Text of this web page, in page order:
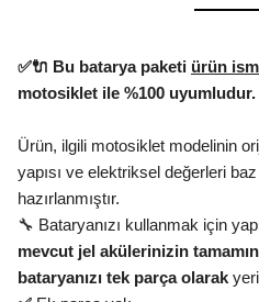
✅🔌 Bu batarya paketi ürün
motosiklet ile %100 uyumludur.
Ürün, ilgili motosiklet modelinin
yapısı ve elektriksel değerleri
hazırlanmıştır.
🔧 Bataryanızı kullanmak için
mevcut jel akülerinizin
bataryanızı tek parça olarak